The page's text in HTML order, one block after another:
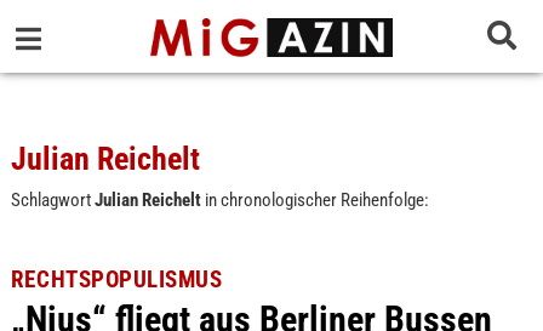
Julian Reichelt
SchlagwortJulian Reicheltin chronologischer Reihenfolge:
RECHTSPOPULISMUS
„Nius“ fliegt aus Berliner Bussen